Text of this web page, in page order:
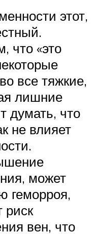
этот,
что «это
все тяжкие,
лишние
думать, что
не влияет
может
геморроя,
риск
вен, что